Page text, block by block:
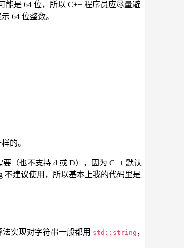
能是 64 位，所以 C++ 程序员应尽量避
64 位整数。
的。
要（也不支持 d 或 D），因为 C++ 默认
不建议使用，所以基本上我的代码里是
实现对字符串一般都用 std::string ，